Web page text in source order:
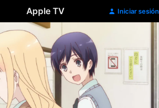
Apple TV Iniciar sesión